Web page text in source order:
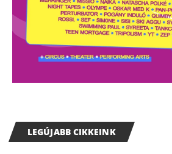
LEGÚJABB CIKKEINK